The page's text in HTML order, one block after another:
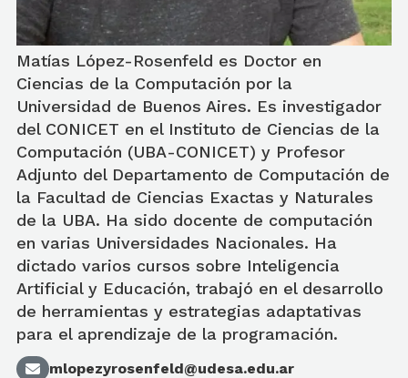
Matías López-Rosenfeld es Doctor en
Ciencias de la Computación por la
Universidad de Buenos Aires. Es investigador
del CONICET en el Instituto de Ciencias de la
Computación (UBA-CONICET) y Profesor
Adjunto del Departamento de Computación de
la Facultad de Ciencias Exactas y Naturales
de la UBA. Ha sido docente de computación
en varias Universidades Nacionales. Ha
dictado varios cursos sobre Inteligencia
Artificial y Educación, trabajó en el desarrollo
de herramientas y estrategias adaptativas
para el aprendizaje de la programación.
mlopezyrosenfeld@udesa.edu.ar